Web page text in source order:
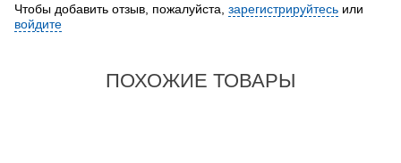
Чтобы добавить отзыв, пожалуйста, зарегистрируйтесь или
войдите
ПОХОЖИЕ ТОВАРЫ